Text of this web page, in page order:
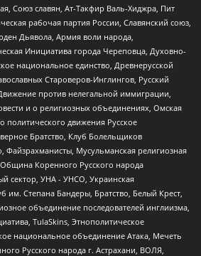
Союз славян, Ат-Такфир Валь-Хиджра, Пит
рабочая партия России, Славянский союз,
Дьявола, Армия воли народа,
Инициатива города Череповца, Духовно-
национальное единство, Древнерусской
Староверов-Инглингов, Русский
против нелегальной иммиграции,
и о религиозных объединениях, Омская
политического движения Русское
Братство, Клуб Болельщиков
Мусульманская религиозная
Коренного Русского народа
сектор, УНА - УНСО, Украинская
им. Степана Бандеры, Братство, Белый Крест,
объединение последователей инглиизма,
TulaSkins, Этнополитическое
национальное объединение Атака, Мечеть
Русского народа г. Астрахани, ВОЛЯ,